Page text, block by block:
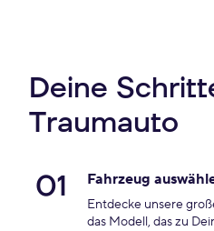
Deine
Traumauto
01
Fahrzeug
Entdecke unsere
das Modell, das zu